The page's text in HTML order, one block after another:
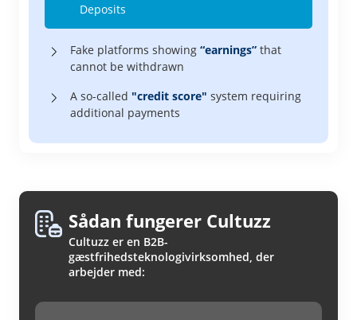
Deposits
Fake platforms showing “earnings” that
cannot be withdrawn
A so-called "credit score" system requiring
additional payments
Sådan fungerer Cultuzz
Cultuzz er en B2B-
gæstfrihedsteknologivirksomhed, der
arbejder med: